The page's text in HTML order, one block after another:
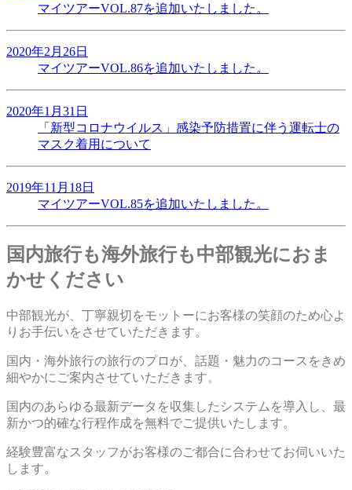
マイツアーVOL.87を追加いたしました。
2020年2月26日
マイツアーVOL.86を追加いたしました。
2020年1月31日
「新型コロナウイルス」感染予防措置に伴う運転士の
マスク着用について
2019年11月18日
マイツアーVOL.85を追加いたしました。
国内旅行も海外旅行も中部観光におま
かせください
中部観光が、丁寧親切をモットーにお客様の笑顔のため心よ
りお手伝いをさせていただきます。
国内・海外旅行の旅行のプロが、話題・魅力のコースをきめ
細やかにご案内させていただきます。
国内のあらゆる最新データを収集したシステムを導入し、最
新かつ的確な行程作成を無料でご提供いたします。
経験豊富なスタッフがお客様のご都合に合わせてお伺いいた
します。